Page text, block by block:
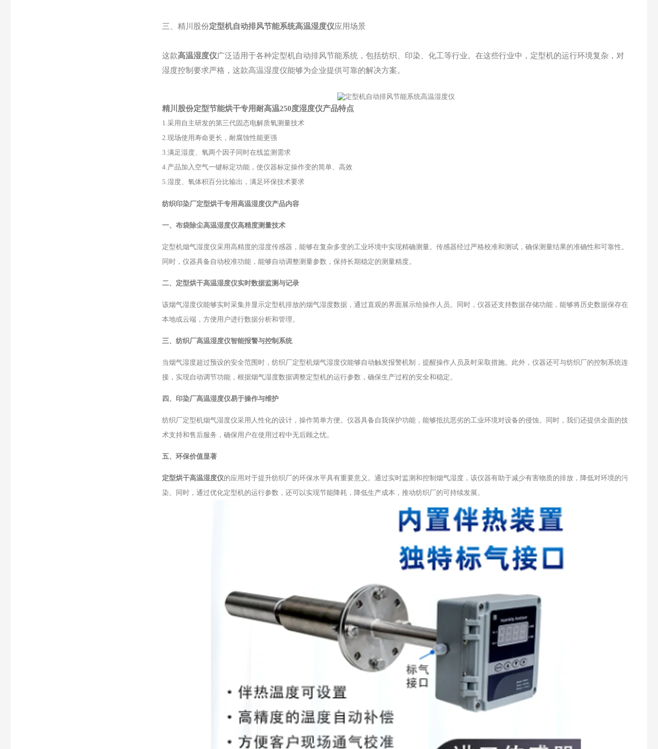
三、精川股份定型机自动排风节能系统高温湿度仪应用场景
这款高温湿度仪广泛适用于各种定型机自动排风节能系统，包括纺织、印染、化工等行业。在这些行业中，定型机的运行环境复杂，对
湿度控制要求严格，这款高温湿度仪能够为企业提供可靠的解决方案。
精川股份定型节能烘干专用耐高温250度湿度仪产品特点
1.采用自主研发的第三代固态电解质氧测量技术
2.现场使用寿命更长，耐腐蚀性能更强
3.满足湿度、氧两个因子同时在线监测需求
4.产品加入空气一键标定功能，使仪器标定操作变的简单、高效
5.湿度、氧体积百分比输出，满足环保技术要求
纺织印染厂定型烘干专用高温湿度仪产品内容
一、布袋除尘高温湿度仪高精度测量技术
定型机烟气湿度仪采用高精度的湿度传感器，能够在复杂多变的工业环境中实现精确测量。传感器经过严格校准和测试，确保测量结果的准确性和可靠性。
同时，仪器具备自动校准功能，能够自动调整测量参数，保持长期稳定的测量精度。
二、定型烘干高温湿度仪实时数据监测与记录
该烟气湿度仪能够实时采集并显示定型机排放的烟气湿度数据，通过直观的界面展示给操作人员。同时，仪器还支持数据存储功能，能够将历史数据保存在
本地或云端，方便用户进行数据分析和管理。
三、纺织厂高温湿度仪智能报警与控制系统
当烟气湿度超过预设的安全范围时，纺织厂定型机烟气湿度仪能够自动触发报警机制，提醒操作人员及时采取措施。此外，仪器还可与纺织厂的控制系统连
接，实现自动调节功能，根据烟气湿度数据调整定型机的运行参数，确保生产过程的安全和稳定。
四、印染厂高温湿度仪易于操作与维护
纺织厂定型机烟气湿度仪采用人性化的设计，操作简单方便。仪器具备自我保护功能，能够抵抗恶劣的工业环境对设备的侵蚀。同时，我们还提供全面的技
术支持和售后服务，确保用户在使用过程中无后顾之忧。
五、环保价值显著
定型烘干高温湿度仪的应用对于提升纺织厂的环保水平具有重要意义。通过实时监测和控制烟气湿度，该仪器有助于减少有害物质的排放，降低对环境的污
染。同时，通过优化定型机的运行参数，还可以实现节能降耗，降低生产成本，推动纺织厂的可持续发展。